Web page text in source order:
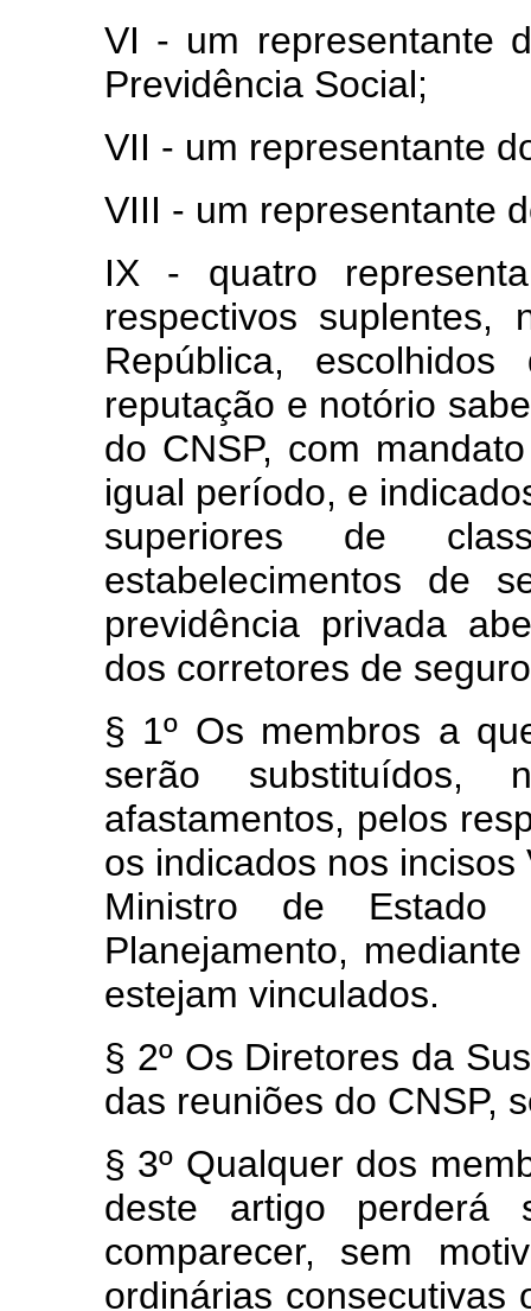
VI - um representante
Previdência Social;
VII - um representante
VIII - um representante
IX - quatro
respectivos suplentes,
República,
reputação e notório
do CNSP, com
igual período, e
superiores de
estabelecimentos de
previdência privada
dos corretores de
§ 1º Os membros a
serão substituídos,
afastamentos, pelos
os indicados nos
Ministro de Estado
Planejamento,
estejam vinculados.
§ 2º Os Diretores da
das reuniões do CNSP,
§ 3º Qualquer dos
deste artigo perderá
comparecer, sem
ordinárias consecutivas